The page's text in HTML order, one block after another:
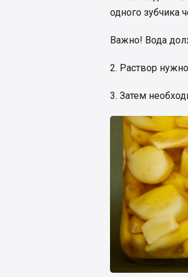
одного зубчика
Важно! Вода
2. Раствор
3. Затем